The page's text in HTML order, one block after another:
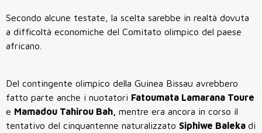
Secondo alcune testate, la scelta sarebbe in realtà dovuta
a difficoltà economiche del Comitato olimpico del paese
africano.
Del contingente olimpico della Guinea Bissau avrebbero
fatto parte anche i nuotatori Fatoumata Lamarana Toure
e Mamadou Tahirou Bah, mentre era ancora in corso il
tentativo del cinquantenne naturalizzato Siphiwe Baleka di